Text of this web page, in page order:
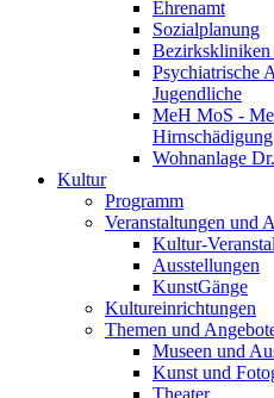
Ehrenamt
Sozialplanung
Bezirkskliniken
Psychiatrische
Jugendliche
MeH MoS -
Hirnschädigung
Wohnanlage
Kultur
Programm
Veranstaltungen und
Kultur-
Ausstellungen
KunstGänge
Kultureinrichtungen
Themen und
Museen und
Kunst und
Theater